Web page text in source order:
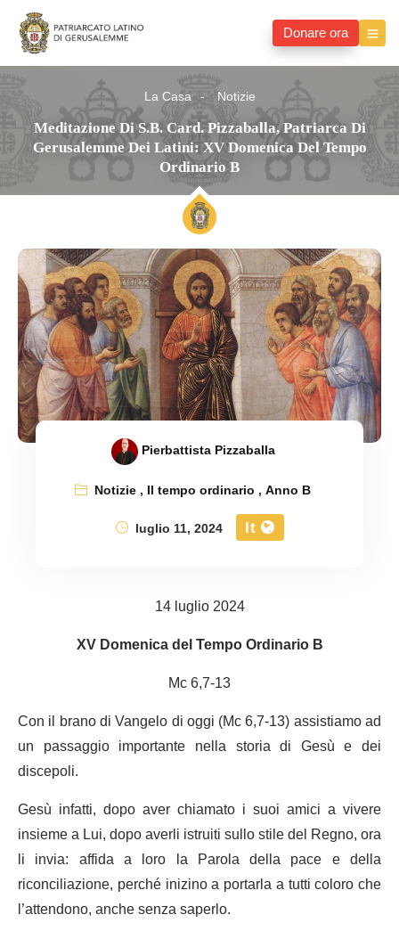
Donare ora
La Casa Notizie
Meditazione Di S.B. Card. Pizzaballa, Patriarca Di
Gerusalemme Dei Latini: XV Domenica Del Tempo
Ordinario B
Pierbattista Pizzaballa
Notizie, Il tempo ordinario ,Anno B
luglio 11, 2024
It
14 luglio 2024
XV Domenica del Tempo Ordinario B
Mc 6,7-13
Con il brano di Vangelo di oggi (Mc 6,7-13) assistiamo ad
un passaggio importante nella storia di Gesù e dei
discepoli.
Gesù infatti, dopo aver chiamato i suoi amici a vivere
insieme a Lui, dopo averli istruiti sullo stile del Regno, ora
li invia: affida a loro la Parola della pace e della
riconciliazione, perché inizino a portarla a tutti coloro che
l’attendono, anche senza saperlo.